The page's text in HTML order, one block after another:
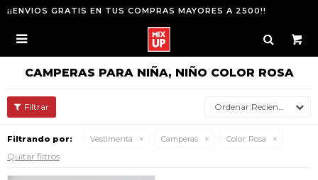
¡¡ENVIOS GRATIS EN TUS COMPRAS MAYORES A 2500!!

CAMPERAS PARA NIÑA, NIÑO COLOR ROSA
Recientes
Filtrando por: Vestimenta Camperas Color: Rosa
Quitar filtros